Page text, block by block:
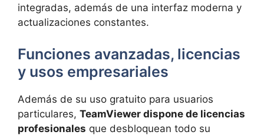
integradas, además de una interfaz moderna y
actualizaciones constantes.
Funciones avanzadas, licencias
y usos empresariales
Además de su uso gratuito para usuarios
particulares, TeamViewer dispone de licencias
profesionales que desbloquean todo su